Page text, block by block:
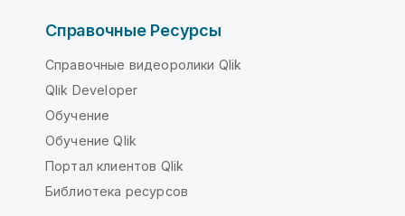
Справочные Ресурсы
Справочные видеоролики Qlik
Qlik Developer
Обучение
Обучение Qlik
Портал клиентов Qlik
Библиотека ресурсов